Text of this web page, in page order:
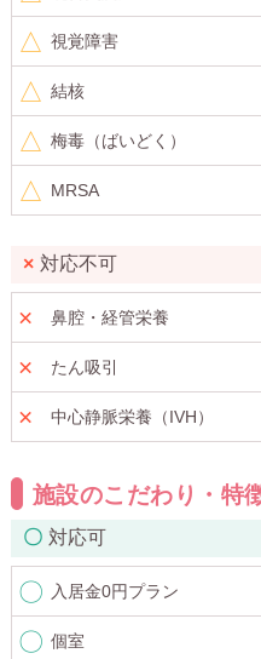
視覚障害
結核
梅毒（ばいどく）
MRSA
対応不可
鼻腔・経管栄養
たん吸引
中心静脈栄養（IVH）
施設のこだわり・特
対応可
入居金0円プラン
個室